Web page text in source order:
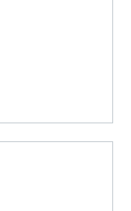
Бетанкура